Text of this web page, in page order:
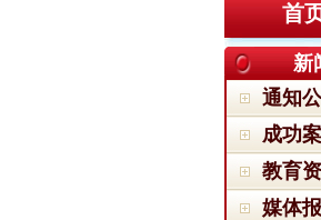
首
新
通知
成功
教育
媒体